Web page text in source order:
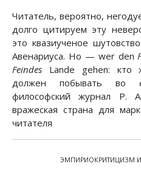
Читатель, вероятно,
долго цитируем эту
это квазиученое
Авенариуса. Но — wer den
Feindes Lande gehen: кто
должен побывать во
философский журнал Р.
вражеская страна для
читателя
ЭМПИРИОКРИТИЦИЗМ И